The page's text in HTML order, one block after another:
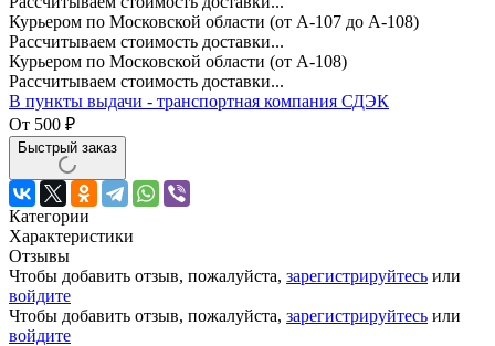
Курьером по Московской области (от А-107 до А-108)
Рассчитываем стоимость доставки...
Курьером по Московской области (от А-108)
Рассчитываем стоимость доставки...
В пункты выдачи - транспортная компания СДЭК
От 500 ₽
Быстрый заказ
Категории
Характеристики
Отзывы
Чтобы добавить отзыв, пожалуйста, зарегистрируйтесь или
войдите
Чтобы добавить отзыв, пожалуйста, зарегистрируйтесь или
войдите